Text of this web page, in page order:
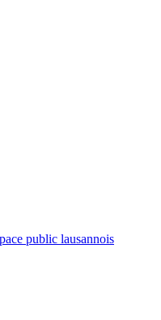
public lausannois